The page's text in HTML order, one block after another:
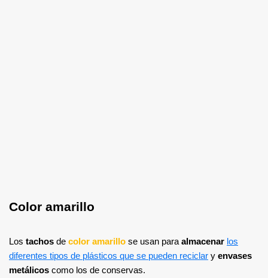
Color amarillo
Los tachos de color amarillo se usan para almacenar los
diferentes tipos de plásticos que se pueden reciclar y envases
metálicos como los de conservas.